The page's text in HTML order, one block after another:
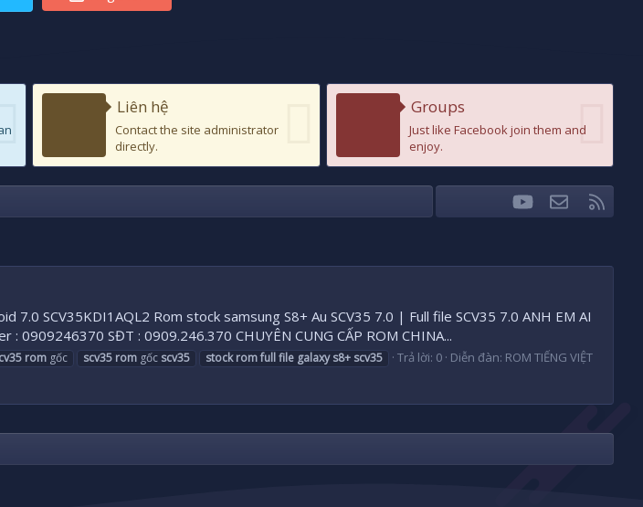
Liên hệ
Contact the site administrator
directly.
Groups
Just like Facebook join them and
enjoy.
FacebookTwitteryoutubeLiên hệ
7.0 SCV35KDI1AQL2 Rom stock samsung S8+ Au SCV35 7.0 | Full file SCV35 7.0 ANH EM AI
0909246370 SĐT : 0909.246.370 CHUYÊN CUNG CẤP ROM CHINA...
rom gốc scv35 rom gốc scv35 stock romfullfile galaxy s8+ scv35 Trả lời: 0 Diễn đàn: ROM TIẾNG VIỆT